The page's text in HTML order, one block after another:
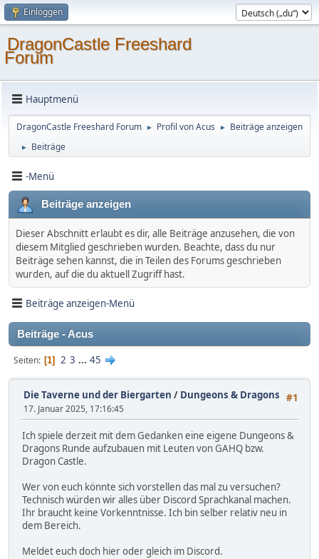
Einloggen
DragonCastle Freeshard
Forum
Hauptmenü
DragonCastle Freeshard Forum ► Profil von Acus ► Beiträge anzeigen
► Beiträge
-Menü
Beiträge anzeigen
Dieser Abschnitt erlaubt es dir, alle Beiträge anzusehen, die von
diesem Mitglied geschrieben wurden. Beachte, dass du nur
Beiträge sehen kannst, die in Teilen des Forums geschrieben
wurden, auf die du aktuell Zugriff hast.
Beiträge anzeigen-Menü
Beiträge - Acus
Seiten 1 2 3 ... 45
#1
Die Taverne und der Biergarten / Dungeons & Dragons
17. Januar 2025, 17:16:45
Ich spiele derzeit mit dem Gedanken eine eigene Dungeons &
Dragons Runde aufzubauen mit Leuten von GAHQ bzw.
Dragon Castle.
Wer von euch könnte sich vorstellen das mal zu versuchen?
Technisch würden wir alles über Discord Sprachkanal machen.
Ihr braucht keine Vorkenntnisse. Ich bin selber relativ neu in
dem Bereich.
Meldet euch doch hier oder gleich im Discord.